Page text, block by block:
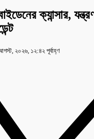
ক্যান্সার,
২০২৬, ১২:৪২ পূর্বাহ্ণ